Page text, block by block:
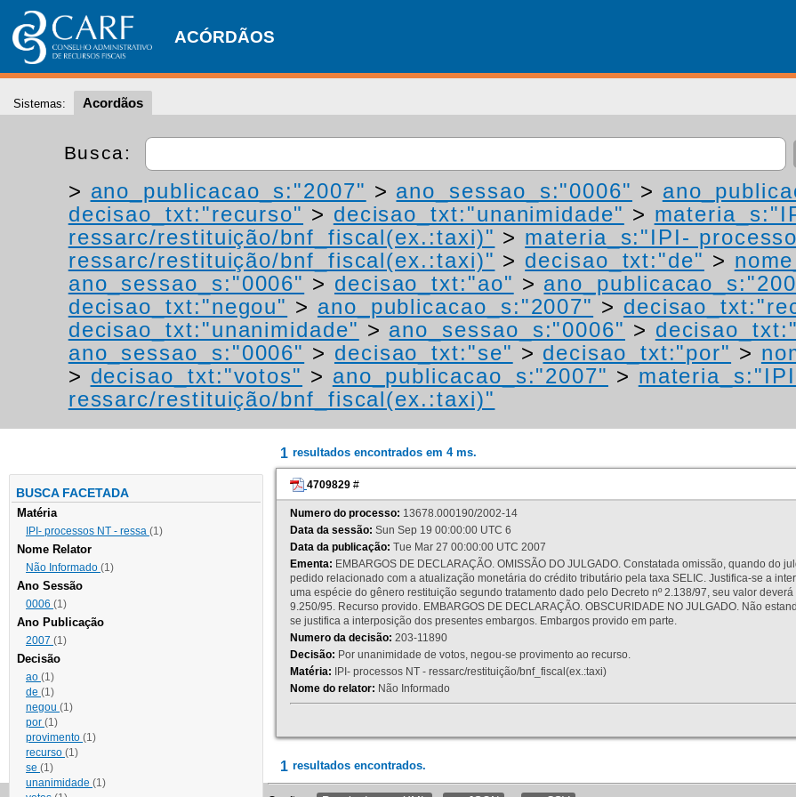
ACÓRDÃOS
Sistemas: Acordãos
Busca:
> ano_publicacao_s:"2007" > ano_sessao_s:"0006" >
decisao_txt:"recurso" > decisao_txt:"unanimidade" >
ressarc/restituição/bnf_fiscal(ex.:taxi)" > materia_s:"IPI-
ressarc/restituição/bnf_fiscal(ex.:taxi)" > decisao_txt:"de" >
ano_sessao_s:"0006" > decisao_txt:"ao" >
decisao_txt:"negou" > ano_publicacao_s:"2007" >
decisao_txt:"unanimidade" > ano_sessao_s:"0006" >
ano_sessao_s:"0006" > decisao_txt:"se" > decisao_txt:"por" >
> decisao_txt:"votos" > ano_publicacao_s:"2007" >
ressarc/restituição/bnf_fiscal(ex.:taxi)"
BUSCA FACETADA
Matéria
IPI- processos NT - ressa (1)
Nome Relator
Não Informado (1)
Ano Sessão
0006 (1)
Ano Publicação
2007 (1)
Decisão
ao (1)
de (1)
negou (1)
por (1)
provimento (1)
recurso (1)
se (1)
unanimidade (1)
1 resultados encontrados em 4 ms.
4709829 #
Numero do processo: 13678.000190/2002-14
Data da sessão: Sun Sep 19 00:00:00 UTC 6
Data da publicação: Tue Mar 27 00:00:00 UTC 2007
Ementa: EMBARGOS DE DECLARAÇÃO. OMISSÃO DO JULGADO. Constatada omissão, quando
pedido relacionado com a atualização monetária do crédito tributário pela taxa SELIC. Justifica-se a
uma espécie do gênero restituição segundo tratamento dado pelo Decreto nº 2.138/97, seu valor
9.250/95. Recurso provido. EMBARGOS DE DECLARAÇÃO. OBSCURIDADE NO JULGADO. Não
se justifica a interposição dos presentes embargos. Embargos provido em parte.
Numero da decisão: 203-11890
Decisão: Por unanimidade de votos, negou-se provimento ao recurso.
Matéria: IPI- processos NT - ressarc/restituição/bnf_fiscal(ex.:taxi)
Nome do relator: Não Informado
1 resultados encontrados.